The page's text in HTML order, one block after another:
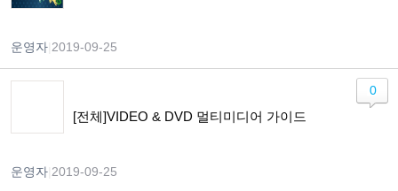
운영자 2019-09-25
[전체]VIDEO & DVD 멀티미디어 가이드
운영자 2019-09-25
0